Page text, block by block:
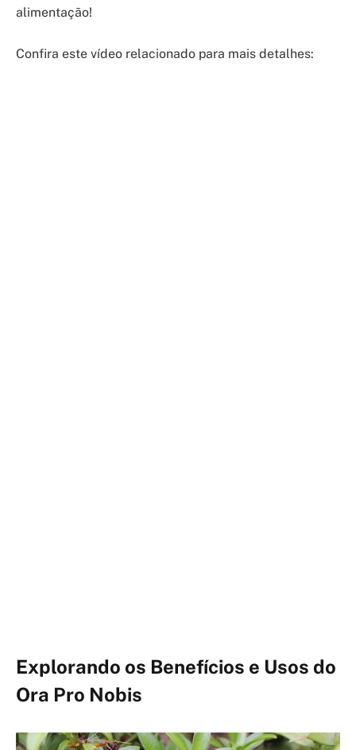
alimentação!
Confira este vídeo relacionado para mais detalhes:
Explorando os Benefícios e Usos do
Ora Pro Nobis